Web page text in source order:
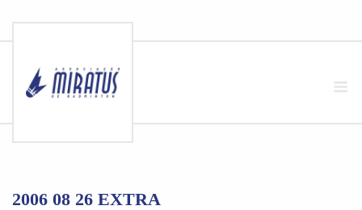
content
2006 08 26 EXTRA